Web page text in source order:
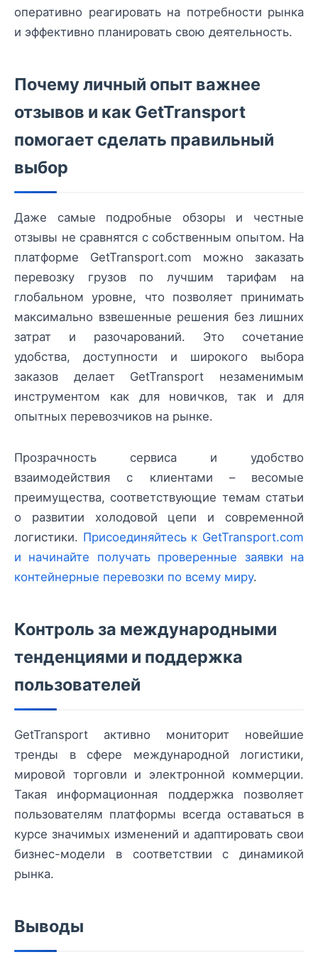
оперативно реагировать на потребности рынка
и эффективно планировать свою деятельность.
Почему личный опыт важнее
отзывов и как GetTransport
помогает сделать правильный
выбор
Даже самые подробные обзоры и честные
отзывы не сравнятся с собственным опытом. На
платформе GetTransport.com можно заказать
перевозку грузов по лучшим тарифам на
глобальном уровне, что позволяет принимать
максимально взвешенные решения без лишних
затрат и разочарований. Это сочетание
удобства, доступности и широкого выбора
заказов делает GetTransport незаменимым
инструментом как для новичков, так и для
опытных перевозчиков на рынке.
Прозрачность сервиса и удобство
взаимодействия с клиентами – весомые
преимущества, соответствующие темам статьи
о развитии холодовой цепи и современной
логистики. Присоединяйтесь к GetTransport.com
и начинайте получать проверенные заявки на
контейнерные перевозки по всему миру.
Контроль за международными
тенденциями и поддержка
пользователей
GetTransport активно мониторит новейшие
тренды в сфере международной логистики,
мировой торговли и электронной коммерции.
Такая информационная поддержка позволяет
пользователям платформы всегда оставаться в
курсе значимых изменений и адаптировать свои
бизнес-модели в соответствии с динамикой
рынка.
Выводы